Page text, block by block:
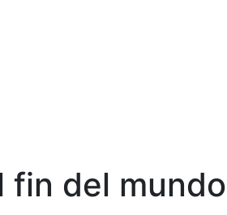
fin del mundo